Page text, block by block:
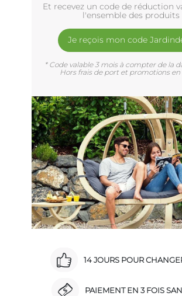
Et recevez un code de réduction
l'ensemble des produits
Je reçois mon code
* Code valable 3 mois à compter de la
Hors frais de port et promotions en
14 JOURS POUR
PAIEMENT EN 3 FOIS